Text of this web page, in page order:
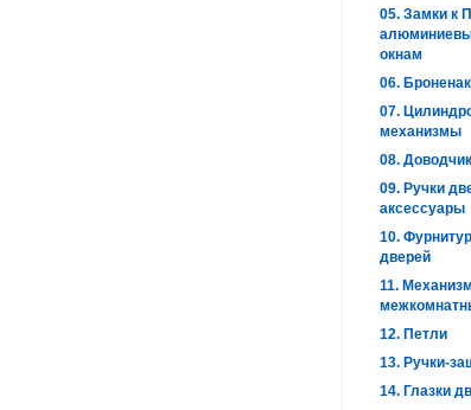
05. Замки к
окнам
06.
07.
механизмы
08. Доводчик
09. Ручки
аксессуары
10.
дверей
11.
12. Петли
13. Ручки-
14. Глазки